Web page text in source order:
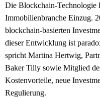
Die Blockchain-Technologie
Immobilienbranche Einzug.
blockchain-basierten
dieser Entwicklung ist
spricht Martina Hertwig,
Baker Tilly sowie Mitglied
Kostenvorteile, neue
Regulierung.